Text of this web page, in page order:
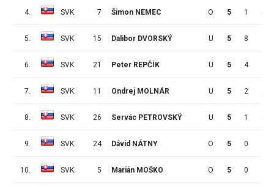
4. SVK 7 Šimon NEMEC O 5 1 5
5. SVK 15 Dalibor DVORSKÝ U 5 8
6. SVK 21 Peter REPČÍK U 5 4
7. SVK 11 Ondrej MOLNÁR U 5 2
8. SVK 26 Servác PETROVSKÝ U 5 1
9. SVK 24 Dávid NÁTNY O 5 0
10. SVK 5 Marián MOŠKO O 5 0